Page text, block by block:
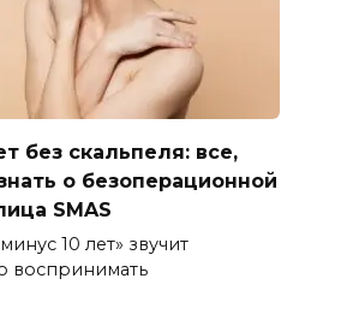
без скальпеля: все,
о безоперационной
SMAS
10 лет» звучит
воспринимать